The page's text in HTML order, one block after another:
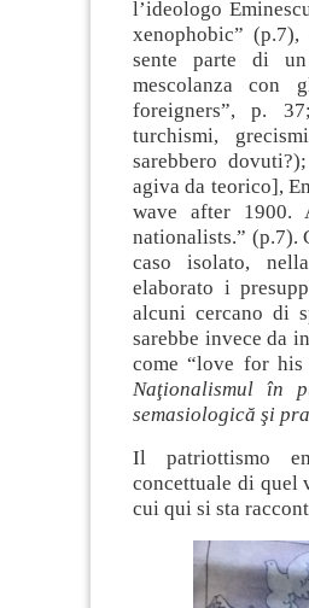
l’ideologo
xenophobic”
sente parte di
mescolanza con
foreigners”, p.
turchismi,
sarebbero
agiva da teorico],
wave after 1900.
nationalists.” (p.7).
caso isolato,
elaborato i
alcuni cercano di
sarebbe invece da
come “love for his
Naţionalismul în
semasiologică şi
Il patriottismo
concettuale di quel
cui qui si sta